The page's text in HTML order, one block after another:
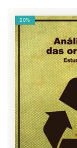
20%